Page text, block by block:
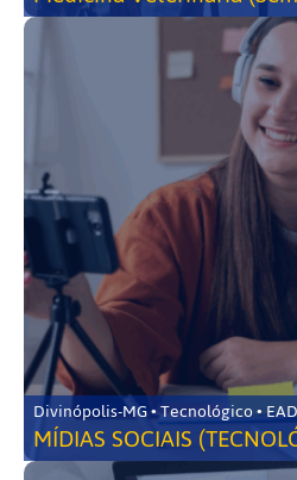
Divinópolis-MG • Tecnológico • EAD
MÍDIAS SOCIAIS